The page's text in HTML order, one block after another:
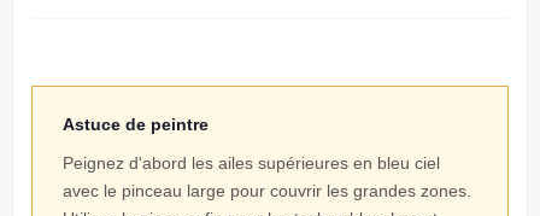
Astuce de peintre
Peignez d'abord les ailes supérieures en bleu ciel
avec le pinceau large pour couvrir les grandes zones.